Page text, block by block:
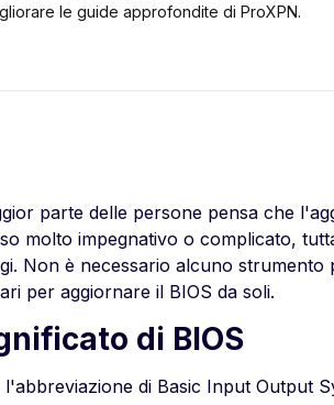
le guide approfondite di ProXPN.
parte delle persone pensa che
molto impegnativo o complicato,
Non è necessario alcuno
per aggiornare il BIOS da soli.
di BIOS
l'abbreviazione di Basic Input Output